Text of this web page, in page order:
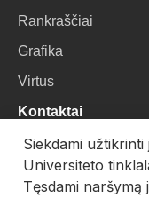
Rankraščiai
Grafika
Virtus
Kontaktai
VU Biblioteka
Universiteto g. 3,
Siekdami
Universiteto
Tęsdami naršymą